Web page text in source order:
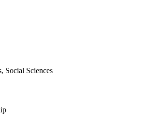
Social Sciences